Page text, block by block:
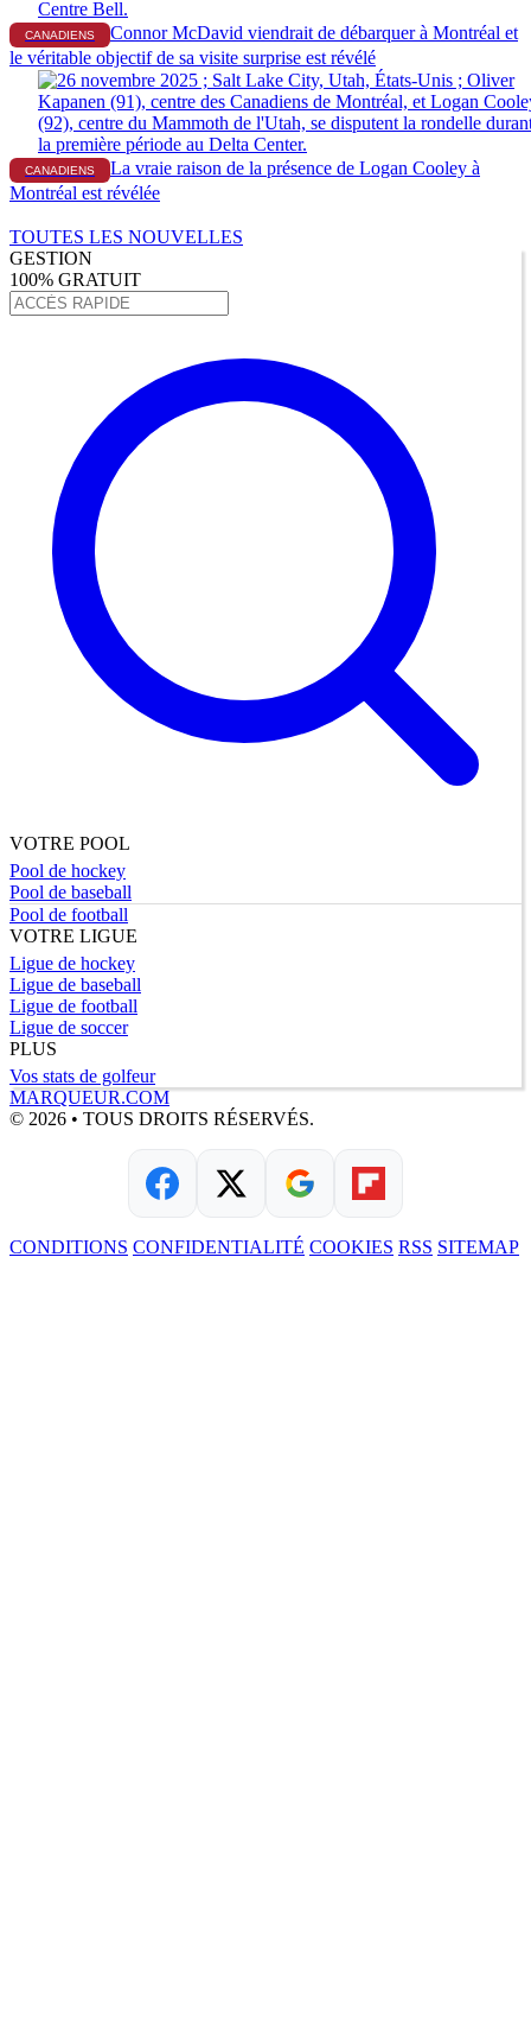
CANADIENS
Connor McDavid viendrait de débarquer à Montréal et
le véritable objectif de sa visite surprise est révélé
CANADIENS
La vraie raison de la présence de Logan Cooley à
Montréal est révélée
TOUTES LES NOUVELLES
GESTION
100% GRATUIT
VOTRE POOL
Pool de hockey
Pool de baseball
Pool de football
VOTRE LIGUE
Ligue de hockey
Ligue de baseball
Ligue de football
Ligue de soccer
PLUS
Vos stats de golfeur
MARQUEUR.COM
© 2026 • TOUS DROITS RÉSERVÉS.
CONDITIONS CONFIDENTIALITÉ COOKIES RSS SITEMAP